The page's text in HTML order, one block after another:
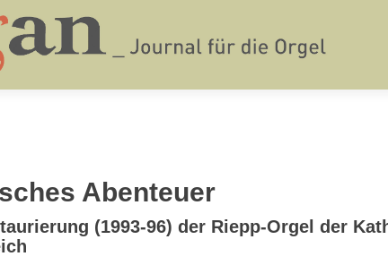
Abenteuer
(1993-96) der Riepp-Orgel der